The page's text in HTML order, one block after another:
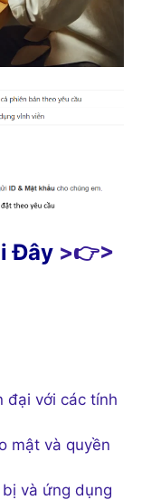
Đây >👉>
đại với các tính
mật và quyền
và ứng dụng